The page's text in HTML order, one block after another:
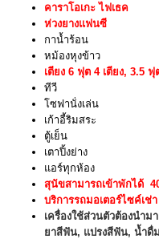
คาราโอเกะ ไฟเธค
ห่วงยางแฟนซี
กาน้ำร้อน
หม้องหุงข้าว
เตียง 6 ฟุต 4 เตียง, 3.5 ฟุ
ทีวี
โซฟานั่งเล่น
เก้าอี้ริมสระ
ตู้เย็น
เตาปิ้งย่าง
แอร์ทุกห้อง
สุนัขสามารถเข้าพักได้
บริการรถมอเตอร์ไซค์เช่
เครื่องใช้ส่วนตัวต้องนำม
ยาสีฟัน, แปรงสีฟัน, น้ำดื่